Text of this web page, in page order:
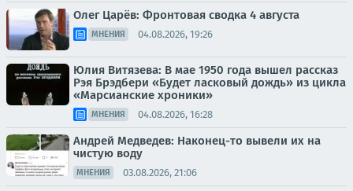
Олег Царёв: Фронтовая сводка 4 августа
МНЕНИЯ 04.08.2026, 19:26
Юлия Витязева: В мае 1950 года вышел рассказ
Рэя Брэдбери «Будет ласковый дождь» из цикла
«Марсианские хроники»
МНЕНИЯ 04.08.2026, 16:28
Андрей Медведев: Наконец-то вывели их на
чистую воду
МНЕНИЯ 03.08.2026, 21:06